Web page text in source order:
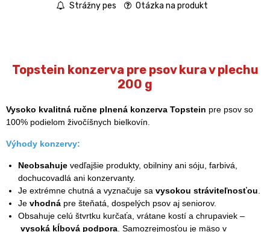
Strážny pes Otázka na produkt
Topstein konzerva pre psov kura v plechu
200 g
Vysoko kvalitná ručne plnená konzerva Topstein pre psov so
100% podielom živočíšnych bielkovín.
Výhody konzervy:
Neobsahuje vedľajšie produkty, obilniny ani sóju, farbivá,
dochucovadlá ani konzervanty.
Je extrémne chutná a vyznačuje sa vysokou stráviteľnosťou
Je vhodná pre šteňatá, dospelých psov aj seniorov.
Obsahuje celú štvrtku kurčaťa, vrátane kostí a chrupaviek –
vysoká kĺbová podpora . Samozrejmosťou je mäso v